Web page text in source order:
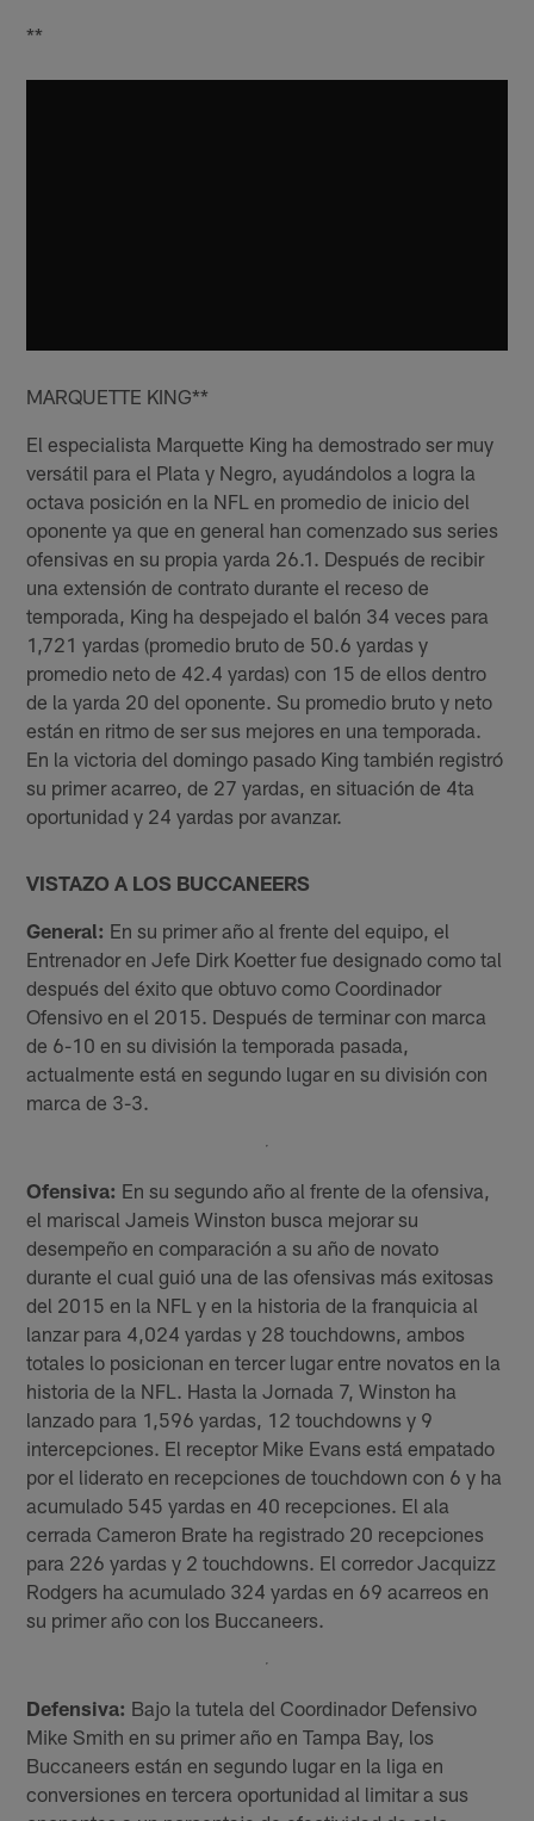
**
MARQUETTE KING**
El especialista Marquette King ha demostrado ser muy
versátil para el Plata y Negro, ayudándolos a logra la
octava posición en la NFL en promedio de inicio del
oponente ya que en general han comenzado sus series
ofensivas en su propia yarda 26.1. Después de recibir
una extensión de contrato durante el receso de
temporada, King ha despejado el balón 34 veces para
1,721 yardas (promedio bruto de 50.6 yardas y
promedio neto de 42.4 yardas) con 15 de ellos dentro
de la yarda 20 del oponente. Su promedio bruto y neto
están en ritmo de ser sus mejores en una temporada.
En la victoria del domingo pasado King también registró
su primer acarreo, de 27 yardas, en situación de 4ta
oportunidad y 24 yardas por avanzar.
VISTAZO A LOS BUCCANEERS
General: En su primer año al frente del equipo, el
Entrenador en Jefe Dirk Koetter fue designado como tal
después del éxito que obtuvo como Coordinador
Ofensivo en el 2015. Después de terminar con marca
de 6-10 en su división la temporada pasada,
actualmente está en segundo lugar en su división con
marca de 3-3.
Ofensiva: En su segundo año al frente de la ofensiva,
el mariscal Jameis Winston busca mejorar su
desempeño en comparación a su año de novato
durante el cual guió una de las ofensivas más exitosas
del 2015 en la NFL y en la historia de la franquicia al
lanzar para 4,024 yardas y 28 touchdowns, ambos
totales lo posicionan en tercer lugar entre novatos en la
historia de la NFL. Hasta la Jornada 7, Winston ha
lanzado para 1,596 yardas, 12 touchdowns y 9
intercepciones. El receptor Mike Evans está empatado
por el liderato en recepciones de touchdown con 6 y ha
acumulado 545 yardas en 40 recepciones. El ala
cerrada Cameron Brate ha registrado 20 recepciones
para 226 yardas y 2 touchdowns. El corredor Jacquizz
Rodgers ha acumulado 324 yardas en 69 acarreos en
su primer año con los Buccaneers.
Defensiva: Bajo la tutela del Coordinador Defensivo
Mike Smith en su primer año en Tampa Bay, los
Buccaneers están en segundo lugar en la liga en
conversiones en tercera oportunidad al limitar a sus